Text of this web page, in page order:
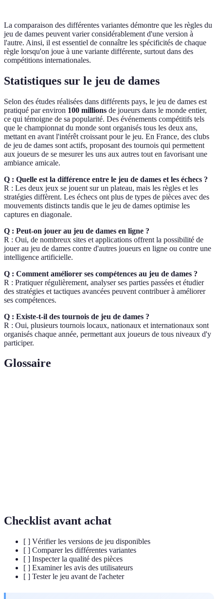
La comparaison des différentes variantes démontre que les règles du
jeu de dames peuvent varier considérablement d'une version à
l'autre. Ainsi, il est essentiel de connaître les spécificités de chaque
règle lorsqu'on joue à une variante différente, surtout dans des
compétitions internationales.
Statistiques sur le jeu de dames
Selon des études réalisées dans différents pays, le jeu de dames est
pratiqué par environ 100 millions de joueurs dans le monde entier,
ce qui témoigne de sa popularité. Des événements compétitifs tels
que le championnat du monde sont organisés tous les deux ans,
mettant en avant l'intérêt croissant pour le jeu. En France, des clubs
de jeu de dames sont actifs, proposant des tournois qui permettent
aux joueurs de se mesurer les uns aux autres tout en favorisant une
ambiance amicale.
Q : Quelle est la différence entre le jeu de dames et les échecs ?
R : Les deux jeux se jouent sur un plateau, mais les règles et les
stratégies diffèrent. Les échecs ont plus de types de pièces avec des
mouvements distincts tandis que le jeu de dames optimise les
captures en diagonale.
Q : Peut-on jouer au jeu de dames en ligne ?
R : Oui, de nombreux sites et applications offrent la possibilité de
jouer au jeu de dames contre d'autres joueurs en ligne ou contre une
intelligence artificielle.
Q : Comment améliorer ses compétences au jeu de dames ?
R : Pratiquer régulièrement, analyser ses parties passées et étudier
des stratégies et tactiques avancées peuvent contribuer à améliorer
ses compétences.
Q : Existe-t-il des tournois de jeu de dames ?
R : Oui, plusieurs tournois locaux, nationaux et internationaux sont
organisés chaque année, permettant aux joueurs de tous niveaux d'y
participer.
Glossaire
Checklist avant achat
[ ] Vérifier les versions de jeu disponibles
[ ] Comparer les différentes variantes
[ ] Inspecter la qualité des pièces
[ ] Examiner les avis des utilisateurs
[ ] Tester le jeu avant de l'acheter